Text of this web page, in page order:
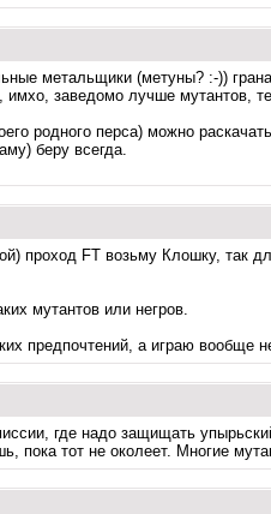
метальщики (метуны? :-))
заведомо лучше мутантов,
родного перса) можно
беру всегда.
проход FT возьму Клошку, так
мутантов или негров.
предпочтений, а играю
где надо защищать
пока тот не околеет. Многие